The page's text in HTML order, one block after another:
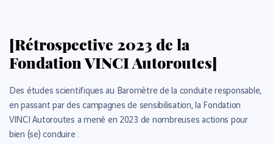
[Rétrospective 2023 de la
Fondation VINCI Autoroutes]
Des études scientifiques au Baromètre de la conduite responsable,
en passant par des campagnes de sensibilisation, la Fondation
VINCI Autoroutes a mené en 2023 de nombreuses actions pour
bien (se) conduire :